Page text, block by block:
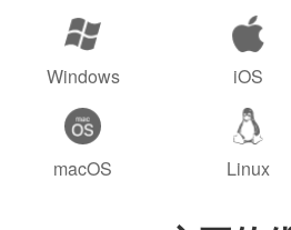
Windows iOS
macOS Linux